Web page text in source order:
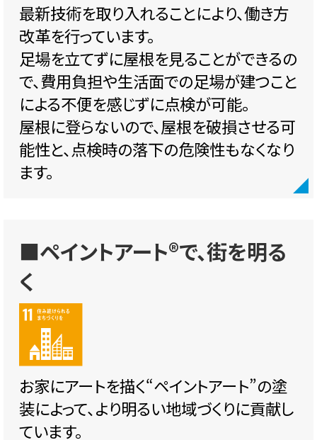
最新技術を取り入れることにより、働き方
改革を行っています。
足場を立てずに屋根を見ることができるの
で、費用負担や生活面での足場が建つこと
による不便を感じずに点検が可能。
屋根に登らないので、屋根を破損させる可
能性と、点検時の落下の危険性もなくなり
ます。
■ペイントアート®で、街を明る
く
お家にアートを描く“ペイントアート”の塗
装によって、より明るい地域づくりに貢献し
ています。